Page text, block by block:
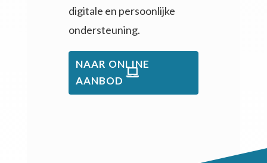
digitale en persoonlijke
ondersteuning.
NAAR ONLINE
AANBOD